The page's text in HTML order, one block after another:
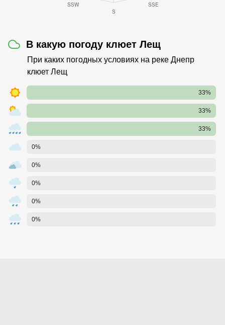
В какую погоду клюет Лещ
При каких погодных условиях на реке Днепр
клюет Лещ
33%
33%
33%
0%
0%
0%
0%
0%